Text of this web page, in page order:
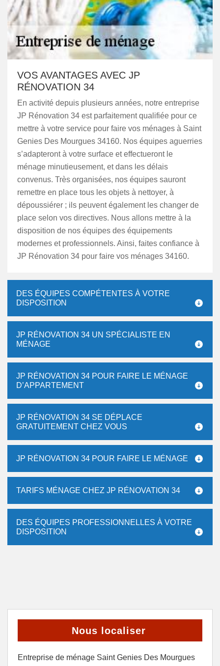
VOS AVANTAGES AVEC JP
RÉNOVATION 34
En activité depuis plusieurs années, notre entreprise
JP Rénovation 34 est parfaitement qualifiée pour ce
mettre à votre service pour faire vos ménages à Saint
Genies Des Mourgues 34160. Nos équipes aguerries
s’adapteront à votre surface et effectueront le
ménage minutieusement, et dans les délais
convenus. Très organisées, nos équipes sauront
remettre en place tous les objets à nettoyer, à
dépoussiérer ; ils peuvent également les changer de
place selon vos directives. Nous allons mettre à la
disposition de nos équipes des équipements
modernes et professionnels. Ainsi, faites confiance à
JP Rénovation 34 pour faire vos ménages 34160.
DES ÉQUIPES COMPÉTENTES À VOTRE
DISPOSITION
JP RÉNOVATION 34 UN SPÉCIALISTE EN
MÉNAGE
JP RÉNOVATION 34 POUR FAIRE LE MÉNAGE
D’APPARTEMENT
JP RÉNOVATION 34 SE DÉPLACE
GRATUITEMENT CHEZ VOUS
JP RÉNOVATION 34 POUR FAIRE LE MÉNAGE
TARIFS MÉNAGE CHEZ JP RÉNOVATION 34
DES ÉQUIPES PROFESSIONNELLES À VOTRE
DISPOSITION
Nous localiser
Entreprise de ménage Saint Genies Des Mourgues